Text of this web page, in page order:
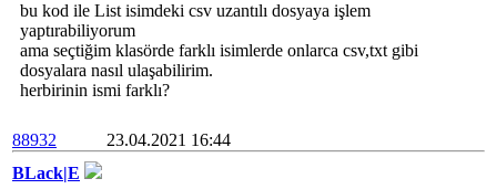
bu kod ile List isimdeki csv uzantılı dosyaya işlem
yaptırabiliyorum
ama seçtiğim klasörde farklı isimlerde onlarca csv,txt gibi
dosyalara nasıl ulaşabilirim.
herbirinin ismi farklı?
88932
23.04.2021 16:44
BLack|E